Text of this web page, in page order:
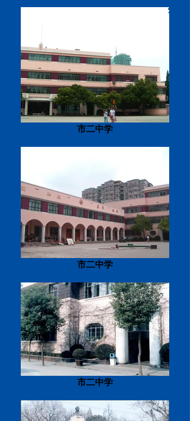
市二中学
市二中学
市二中学